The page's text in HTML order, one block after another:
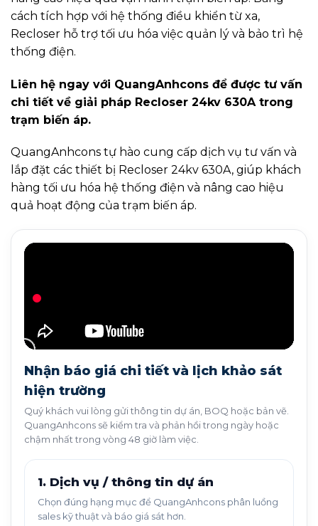
cách tích hợp với hệ thống điều khiển từ xa,
Recloser hỗ trợ tối ưu hóa việc quản lý và bảo trì hệ
thống điện.
Liên hệ ngay với QuangAnhcons để được tư vấn
chi tiết về giải pháp Recloser 24kv 630A trong
trạm biến áp.
QuangAnhcons tự hào cung cấp dịch vụ tư vấn và
lắp đặt các thiết bị Recloser 24kv 630A, giúp khách
hàng tối ưu hóa hệ thống điện và nâng cao hiệu
quả hoạt động của trạm biến áp.
Nhận báo giá chi tiết và lịch khảo sát
hiện trường
Quý khách vui lòng gửi thông tin dự án, BOQ hoặc bản vẽ.
QuangAnhcons sẽ kiểm tra và phản hồi trong ngày hoặc
chậm nhất trong vòng 48 giờ làm việc.
1. Dịch vụ / thông tin dự án
Chọn đúng hạng mục để QuangAnhcons phân luồng
sales kỹ thuật và báo giá sát hơn.